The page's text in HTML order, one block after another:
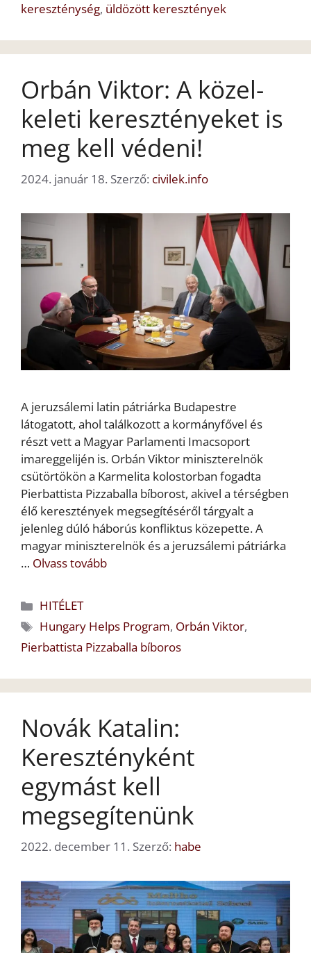
kereszténység, üldözött keresztények
Orbán Viktor: A közel-
keleti keresztényeket is
meg kell védeni!
2024. január 18. Szerző: civilek.info
A jeruzsálemi latin pátriárka Budapestre
látogatott, ahol találkozott a kormányfővel és
részt vett a Magyar Parlamenti Imacsoport
imareggelijén is. Orbán Viktor miniszterelnök
csütörtökön a Karmelita kolostorban fogadta
Pierbattista Pizzaballa bíborost, akivel a térségben
élő keresztények megsegítéséről tárgyalt a
jelenleg dúló háborús konfliktus közepette. A
magyar miniszterelnök és a jeruzsálemi pátriárka
… Olvass tovább
Kategória
HITÉLET
Címkék
Hungary Helps Program, Orbán Viktor,
Pierbattista Pizzaballa bíboros
Novák Katalin:
Keresztényként
egymást kell
megsegítenünk
2022. december 11. Szerző: habe